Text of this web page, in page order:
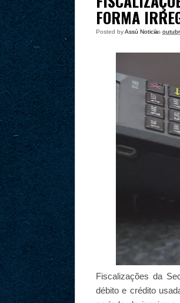
FORMA
Posted byAssú Noticia
às
Fiscalizações da
débito e crédito